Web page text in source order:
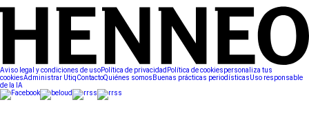
Aviso legal y condiciones de usoPolítica de privacidad Política de cookiespersonaliza tus
cookiesAdministrar UtiqContactoQuiénes somos Buenas prácticas periodísticasUso responsable
de la IA